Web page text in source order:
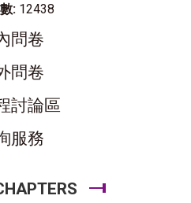
: 12438
問卷
問卷
討論區
服務